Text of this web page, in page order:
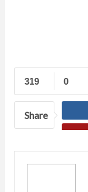
0
319
Share